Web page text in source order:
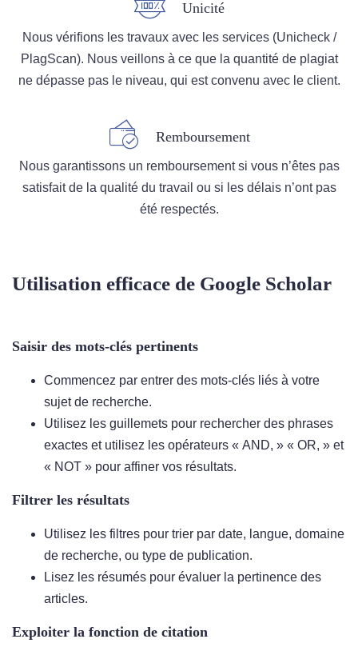
Unicité
Nous vérifions les travaux avec les services (Unicheck /
PlagScan). Nous veillons à ce que la quantité de plagiat
ne dépasse pas le niveau, qui est convenu avec le client.
Remboursement
Nous garantissons un remboursement si vous n’êtes pas
satisfait de la qualité du travail ou si les délais n’ont pas
été respectés.
Utilisation efficace de Google Scholar
Saisir des mots-clés pertinents
Commencez par entrer des mots-clés liés à votre
sujet de recherche.
Utilisez les guillemets pour rechercher des phrases
exactes et utilisez les opérateurs « AND, » « OR, » et
« NOT » pour affiner vos résultats.
Filtrer les résultats
Utilisez les filtres pour trier par date, langue, domaine
de recherche, ou type de publication.
Lisez les résumés pour évaluer la pertinence des
articles.
Exploiter la fonction de citation